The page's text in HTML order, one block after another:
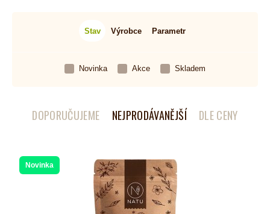
Stav Výrobce Parametr
Novinka Akce Skladem
DOPORUČUJEME NEJPRODÁVANĚJŠÍ DLE CENY
Novinka